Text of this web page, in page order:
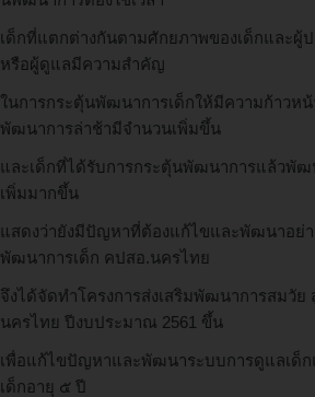
เด็กที่แตกต่างกันตามศักยภาพของเด็กและผู้
หรือผู้ดูแลมีความสำคัญ
ในการกระตุ้นพัฒนาการเด็กให้มีความก้าวห
พัฒนาการล่าช้ามีจำนวนเพิ่มขึ้น
และเด็กที่ได้รับการกระตุ้นพัฒนาการแล้วพั
เพิ่มมากขึ้น
แสดงว่ายังมีปัญหาที่ต้องแก้ไขและพัฒนาอย่
พัฒนาการเด็ก คปสอ.นครไทย
จึงได้จัดทำโครงการส่งเสริมพัฒนาการสมวัย
นครไทย ปีงบประมาณ 2561 ขึ้น
เพื่อแก้ไขปัญหาและพัฒนาระบบการดูแลเด็ก
เด็กอายุ ๕ ปี